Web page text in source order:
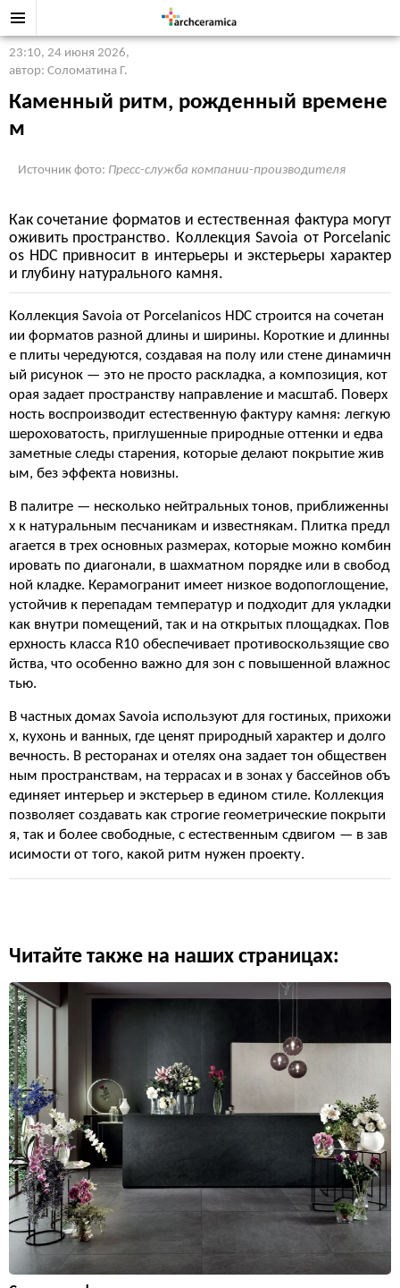
23:10, 24 июня 2026,
автор: Соломатина Г.
Каменный ритм, рожденный времене
м
Источник фото: Пресс-служба компании-производителя
Как сочетание форматов и естественная фактура могут
оживить пространство. Коллекция Savoia от Porcelanic
os HDC привносит в интерьеры и экстерьеры характер
и глубину натурального камня.
Коллекция Savoia от Porcelanicos HDC строится на сочетан
ии форматов разной длины и ширины. Короткие и длинны
е плиты чередуются, создавая на полу или стене динамичн
ый рисунок — это не просто раскладка, а композиция, кот
орая задает пространству направление и масштаб. Поверх
ность воспроизводит естественную фактуру камня: легкую
шероховатость, приглушенные природные оттенки и едва
заметные следы старения, которые делают покрытие жив
ым, без эффекта новизны.
В палитре — несколько нейтральных тонов, приближенны
х к натуральным песчаникам и известнякам. Плитка предл
агается в трех основных размерах, которые можно комбин
ировать по диагонали, в шахматном порядке или в свобод
ной кладке. Керамогранит имеет низкое водопоглощение,
устойчив к перепадам температур и подходит для укладки
как внутри помещений, так и на открытых площадках. Пов
ерхность класса R10 обеспечивает противоскользящие сво
йства, что особенно важно для зон с повышенной влажнос
тью.
В частных домах Savoia используют для гостиных, прихожи
х, кухонь и ванных, где ценят природный характер и долго
вечность. В ресторанах и отелях она задает тон обществен
ным пространствам, на террасах и в зонах у бассейнов объ
единяет интерьер и экстерьер в едином стиле. Коллекция
позволяет создавать как строгие геометрические покрыти
я, так и более свободные, с естественным сдвигом — в зав
исимости от того, какой ритм нужен проекту.
Читайте также на наших страницах: